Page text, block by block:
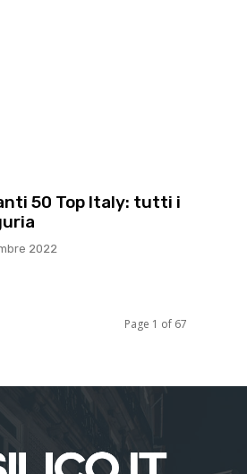
50 Top Italy: tutti i
2022
Page 1 of 67